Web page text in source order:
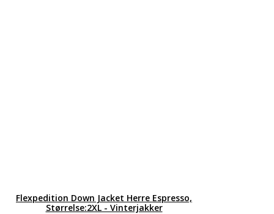
Flexpedition Down Jacket Herre Espresso,
Størrelse:2XL - Vinterjakker